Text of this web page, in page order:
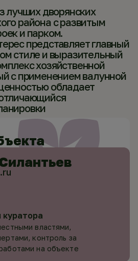
лучших дворянских
района с развитым
и парком.
представляет главный
стиле и выразительный
хозяйственной
с применением валунной
обладает
властями,
контроль за
на объекте